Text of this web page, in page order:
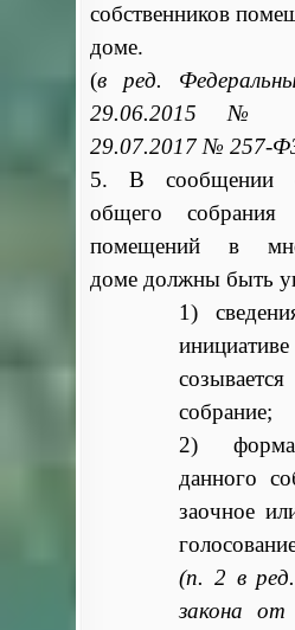
собственников
доме.
(в ред.
29.06.2015 №
29.07.2017 № 257-
5. В сообщении
общего собрания
помещений в
доме должны быть
1)
собрание;
2) форма
данного
заочное
(п. 2 в
закона